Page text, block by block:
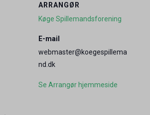
ARRANGØR
Køge Spillemandsforening
E-mail
webmaster@koegespillema
nd.dk
Se Arrangør hjemmeside